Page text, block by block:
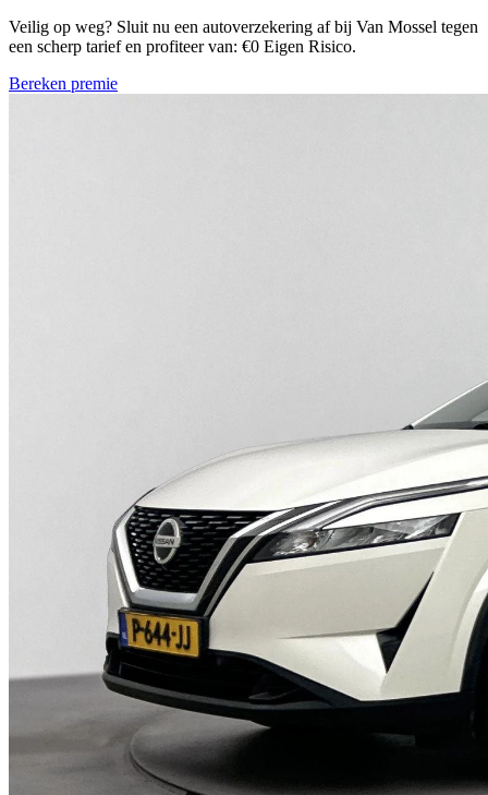
Veilig op weg? Sluit nu een autoverzekering af bij Van Mossel tegen
een scherp tarief en profiteer van: €0 Eigen Risico.
Bereken premie